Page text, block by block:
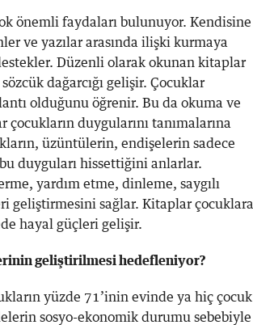
önemli faydaları bulunuyor. Kendisine
ve yazılar arasında ilişki kurmaya
Düzenli olarak okunan kitaplar
dağarcığı gelişir. Çocuklar
olduğunu öğrenir. Bu da okuma ve
duygularını tanımalarına
üzüntülerin, endişelerin sadece
duyguları hissettiğini anlarlar.
yardım etme, dinleme, saygılı
geliştirmesini sağlar. Kitaplar çocuklara
hayal güçleri gelişir.
geliştirilmesi hedefleniyor?
yüzde 71’inin evinde ya hiç çocuk
sosyo-ekonomik durumu sebebiyle